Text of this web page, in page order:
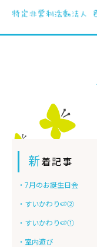
新着記事
・7月のお誕生日会
・すいかわり🍉②
・すいかわり🍉①
・室内遊び